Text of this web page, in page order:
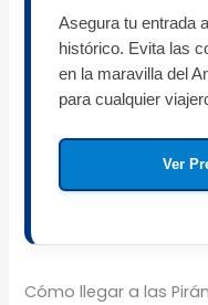
Asegura tu entrada
histórico. Evita las
en la maravilla del
para cualquier
Ver
Cómo llegar a las